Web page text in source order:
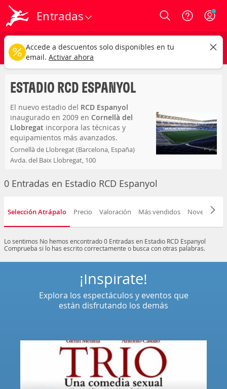
Entradas Login
estadio rcd espanyol
Cualquier tipo Cualquier fecha
CAMBIAR
ESTADIO RCD ESPANYOL
El nuevo estadio del RCD Espanyol
inaugurado en 2009 en Cornellà del
Llobregat incorpora las técnicas y
equipamientos más avanzados.
Cornellà de Llobregat (Barcelona, España)
Avda. del Baix Llobregat, 100
0 Entradas en Estadio RCD Espanyol
Selección Atrápalo Precio Valoración Más vendidos Novedad
Lo sentimos No hemos encontrado 0 Entradas en Estadio RCD Espanyol
Comprueba si lo has escrito correctamente o busca con otras palabras.
¡Inspírate!
Explora los espectáculos y eventos que
están disfrutando los demás
Accede a descuentos solo disponibles en tu
email. Activar ahora